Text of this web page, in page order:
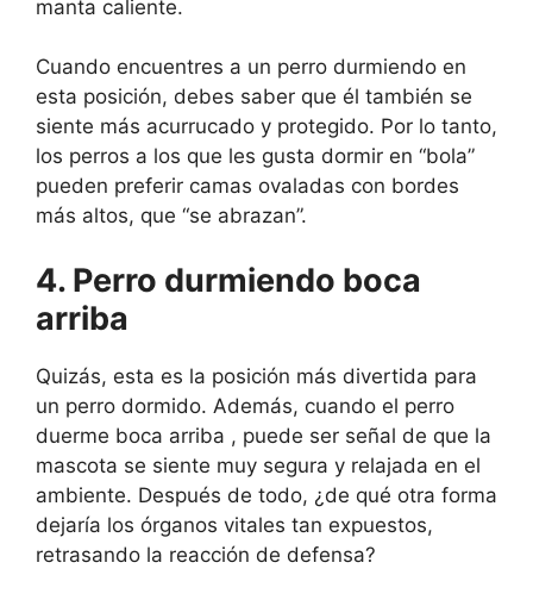
manta caliente.
Cuando encuentres a un perro durmiendo en
esta posición, debes saber que él también se
siente más acurrucado y protegido. Por lo tanto,
los perros a los que les gusta dormir en “bola”
pueden preferir camas ovaladas con bordes
más altos, que “se abrazan”.
4. Perro durmiendo boca
arriba
Quizás, esta es la posición más divertida para
un perro dormido. Además, cuando el perro
duerme boca arriba , puede ser señal de que la
mascota se siente muy segura y relajada en el
ambiente. Después de todo, ¿de qué otra forma
dejaría los órganos vitales tan expuestos,
retrasando la reacción de defensa?